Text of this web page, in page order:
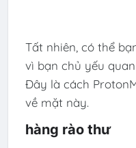
Tất nhiên, có thể
vì bạn chủ yếu
Đây là cách
về mặt này.
hàng rào thư